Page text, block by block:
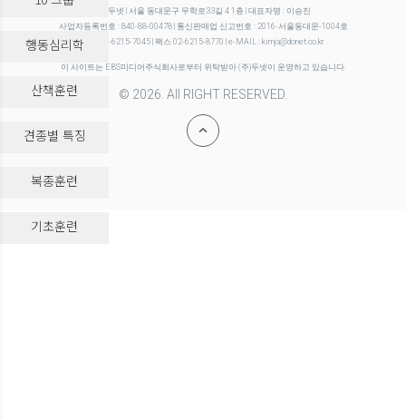
행동심리학
산책훈련
견종별 특징
복종훈련
기초훈련
(주)두넷 | 서울 동대문구 무학로33길 4 1층 | 대표자명 : 이승진
사업자등록번호 : 840-88-00478 | 통신판매업 신고번호 : 2016-서울동대문-1004호
전화 02-6215-7045 | 팩스 02-6215-8770 | e-MAIL : kimja@donet.co.kr
이 사이트는 EBS미디어주식회사로부터 위탁받아 (주)두넷이 운영하고 있습니다.
© 2026. All RIGHT RESERVED.